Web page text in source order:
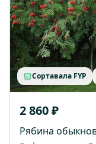
Сортавала FYP
2 860 ₽
Рябина